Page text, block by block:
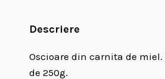
Descriere
Oscioare din carnita de
de 250g.